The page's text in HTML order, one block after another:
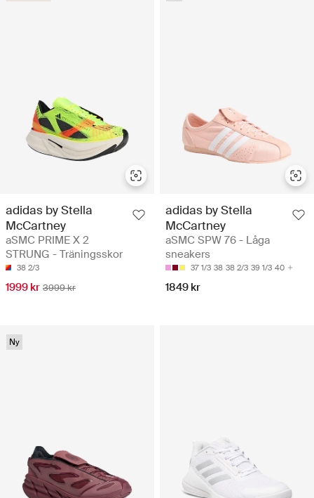
adidas by Stella
McCartney
aSMC PRIME X 2
STRUNG - Träningsskor
38 2/3
1999 kr 3999 kr
adidas by Stella
McCartney
aSMC SPW 76 - Låga
sneakers
37 1/3 38 38 2/3 39 1/3 40
1849 kr
Ny